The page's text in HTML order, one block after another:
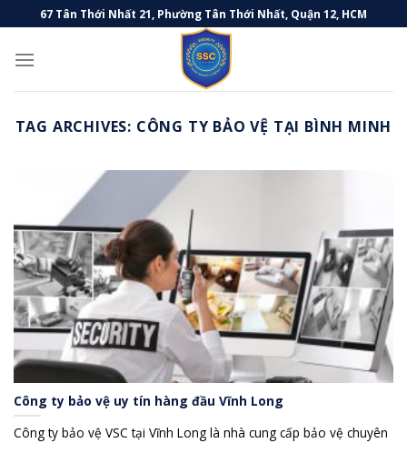
to
content
67 Tân Thới Nhất 21, Phường Tân Thới Nhất, Quận 12, HCM
TAG ARCHIVES: CÔNG TY BẢO VỆ TẠI BÌNH MINH
Công ty bảo vệ uy tín hàng đầu Vĩnh Long
Công ty bảo vệ VSC tại Vĩnh Long là nhà cung cấp bảo vệ chuyên